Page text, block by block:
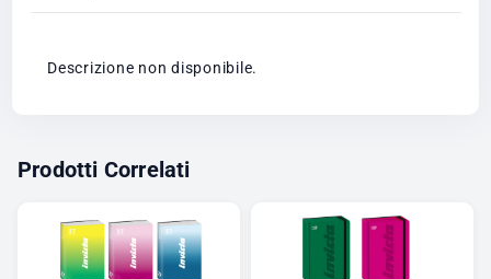
Descrizione non disponibile.
Prodotti Correlati